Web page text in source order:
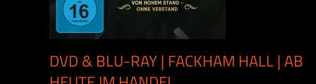
DVD & BLU-RAY | FACKHAM HALL | AB